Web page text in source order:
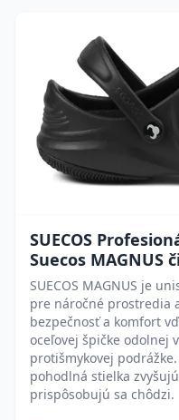
SUECOS
Suecos MAGNUS
SUECOS MAGNUS je
pre náročné prostredia
bezpečnosť a komfort
oceľovej špičke odolnej
protišmykovej
pohodlná stielka
prispôsobujú sa chôdzi.